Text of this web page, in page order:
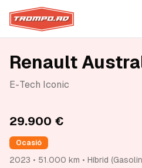
Renault
E-Tech Iconic
29.900 €
Ocasió
2023 • 51.000 km • Híbrid